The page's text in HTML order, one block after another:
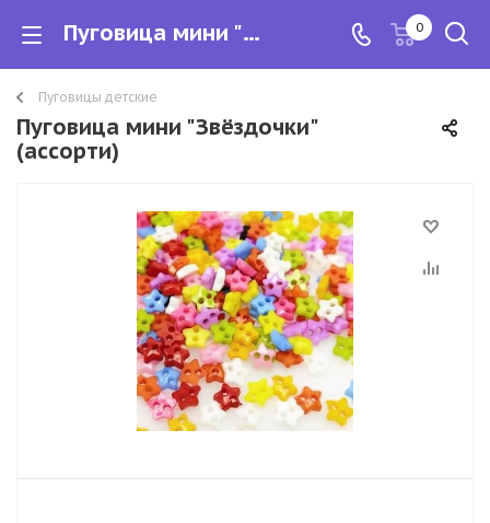
Пуговица мини "Звёздочки" (ассорти) 0
Пуговицы детские
Пуговица мини "Звёздочки"
(ассорти)